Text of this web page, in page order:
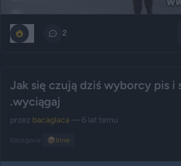
2
Jak się czują dziś wyborcy pis i
.wyciągaj
przez bacaglaca — 6 lat temu
Kategoria: 📦 Inne